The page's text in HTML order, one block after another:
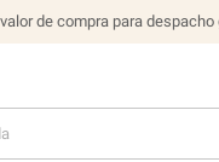
de compra para